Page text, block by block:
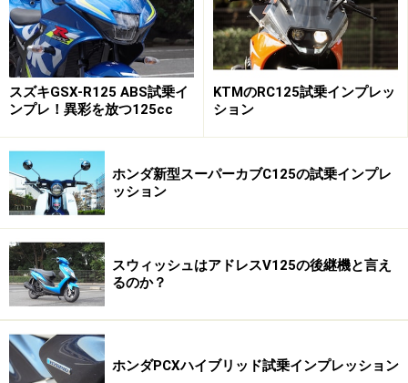
い事があるため、オートバイに乗る場合は任意保険に入
ったほうが安心です。たとえば速度を出しすぎてガード
レールにぶつかってしまい一部を壊してしまうとしま
す。
意外と知られていませんが、ガードレールの修理費用は
とても高額で簡単に10万円以上請求されてしまいます。
任意保険に入れば年間で2万円前後の保険料で済みま
す。もう少し保険料を安く済ませたい場合はファミリー
バイク特約に入るという手もあります。
ファミリーバイク特約のメリットは、保険料が1万円前
後と安い点、また特約に年齢制限がないため免許を持っ
ている家族全員が対象となり、所有バイクに制限がない
ので125cc以下の排気量の車両は全てが対象になる点で
スズキGSX-R125 ABS試乗イ
ンプレ！異彩を放つ125cc
KTMのRC125試乗インプレッ
ション
ホンダ新型スーパーカブC125の試乗インプレ
ッション
スウィッシュはアドレスV125の後継機と言え
るのか？
ホンダPCXハイブリッド試乗インプレッション